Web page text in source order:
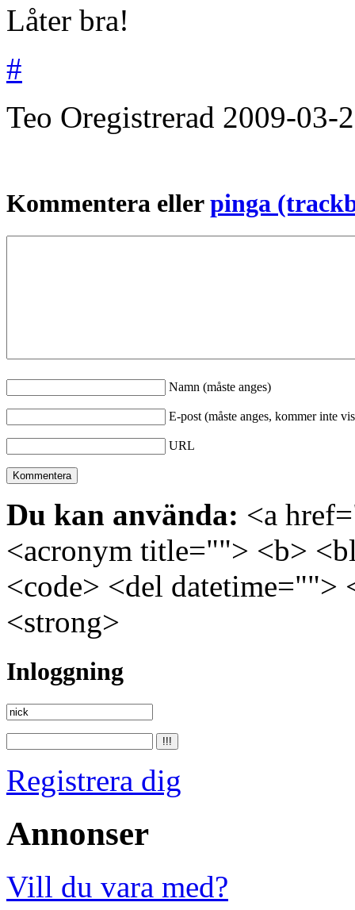
Låter bra!
#
Teo Oregistrerad 2009-03-
Kommentera ellerpinga
Namn (måste anges)
E-post (måste anges, kommer inte
URL
Du kan använda: <a
<acronym title=""> <b>
<code> <del
<strong>
Inloggning
Registrera dig
Annonser
Vill du vara med?